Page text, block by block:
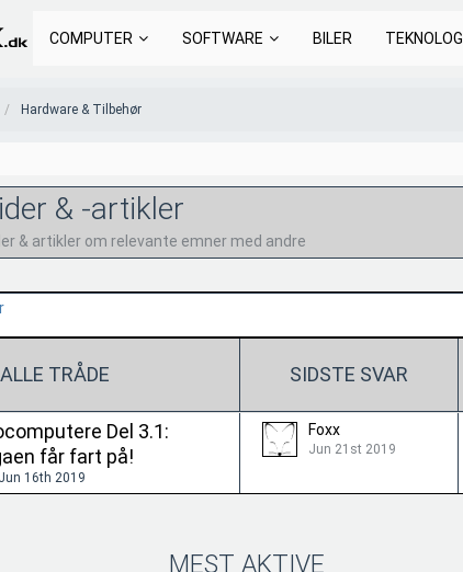
COMPUTER SOFTWARE BILER TEKNOLOGI
Hardware & Tilbehør
& -artikler
& artikler om relevante emner med andre
ALLE TRÅDE SIDSTE SVAR
Del 3.1:
får fart på!
Jun 16th 2019
Foxx
Jun 21st 2019
MEST AKTIVE